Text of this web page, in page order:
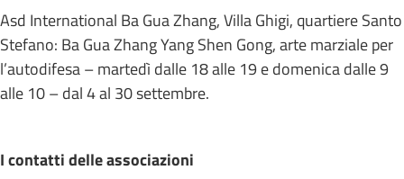
Asd International Ba Gua Zhang, Villa Ghigi, quartiere Santo
Stefano: Ba Gua Zhang Yang Shen Gong, arte marziale per
l’autodifesa – martedì dalle 18 alle 19 e domenica dalle 9
alle 10 – dal 4 al 30 settembre.
I contatti delle associazioni